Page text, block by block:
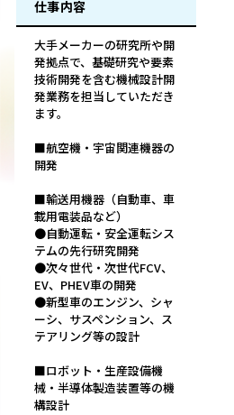
仕事内容
大手メーカーの研究所や開
発拠点で、基礎研究や要素
技術開発を含む機械設計開
発業務を担当していただき
ます。
■航空機・宇宙関連機器の
開発
■輸送用機器（自動車、車
載用電装品など）
●自動運転・安全運転シス
テムの先行研究開発
●次々世代・次世代FCV、
EV、PHEV車の開発
●新型車のエンジン、シャ
ーシ、サスペンション、ス
テアリング等の設計
■ロボット・生産設備機
械・半導体製造装置等の機
構設計